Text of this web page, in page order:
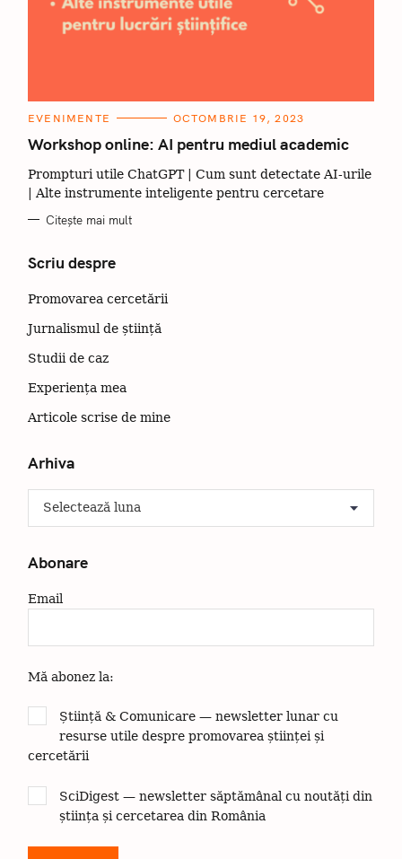
C
T
E
O
R
I
EVENIMENTE OCTOMBRIE 19, 2023
Workshop online: AI pentru mediul academic
Prompturi utile ChatGPT | Cum sunt detectate AI-urile
| Alte instrumente inteligente pentru cercetare
Citește mai mult
Scriu despre
Promovarea cercetării
Jurnalismul de știință
Studii de caz
Experiența mea
Articole scrise de mine
Arhiva
a
Abonare
Email
Mă abonez la:
Știință & Comunicare — newsletter lunar cu
resurse utile despre promovarea științei și
cercetării
SciDigest — newsletter săptămânal cu noutăți din
știința și cercetarea din România